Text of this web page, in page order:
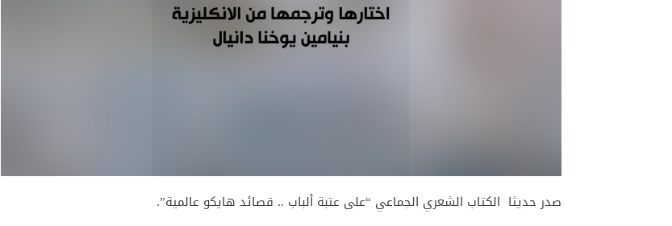
صدر حديثا الكتاب الشعري الجماعي “على عتبة ألباب .. قصائد هايكو عالمية”.